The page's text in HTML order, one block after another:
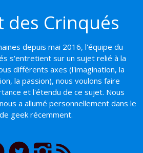
des Crinqués
depuis mai 2016, l'équipe du
s'entretient sur un sujet relié à la
différents axes (l'imagination, la
la passion), nous voulons faire
et l'étendu de ce sujet. Nous
a allumé personnellement dans le
geek récemment.